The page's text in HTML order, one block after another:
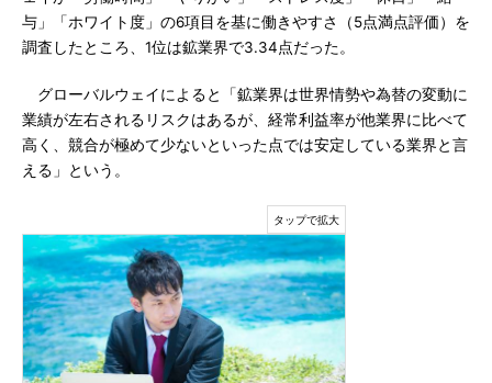
与」「ホワイト度」の6項目を基に働きやすさ（5点満点評価）を
調査したところ、1位は鉱業界で3.34点だった。
グローバルウェイによると「鉱業界は世界情勢や為替の変動に
業績が左右されるリスクはあるが、経常利益率が他業界に比べて
高く、競合が極めて少ないといった点では安定している業界と言
える」という。